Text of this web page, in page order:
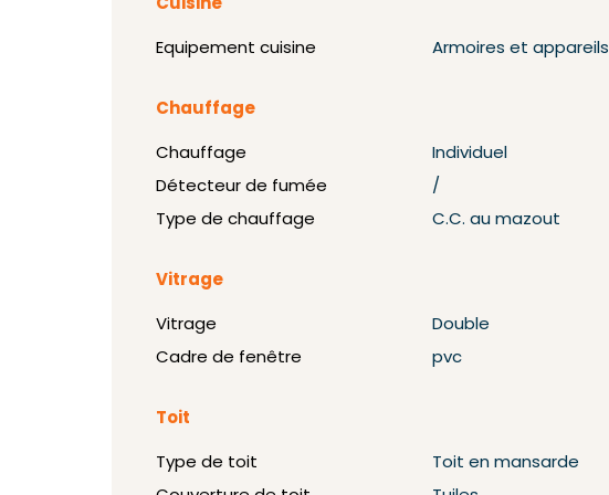
Cuisine
Equipement cuisine Armoires et appareils
Chauffage
Chauffage
Individuel
Détecteur de fumée
/
Type de chauffage
C.C. au mazout
Vitrage
Vitrage
Double
Cadre de fenêtre
pvc
Toit
Type de toit
Toit en mansarde